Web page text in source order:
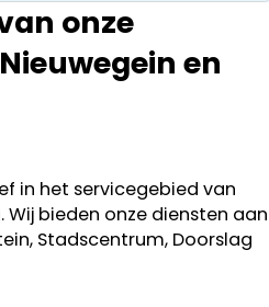
onze
en
in het servicegebied van
bieden onze diensten aan
Stadscentrum, Doorslag